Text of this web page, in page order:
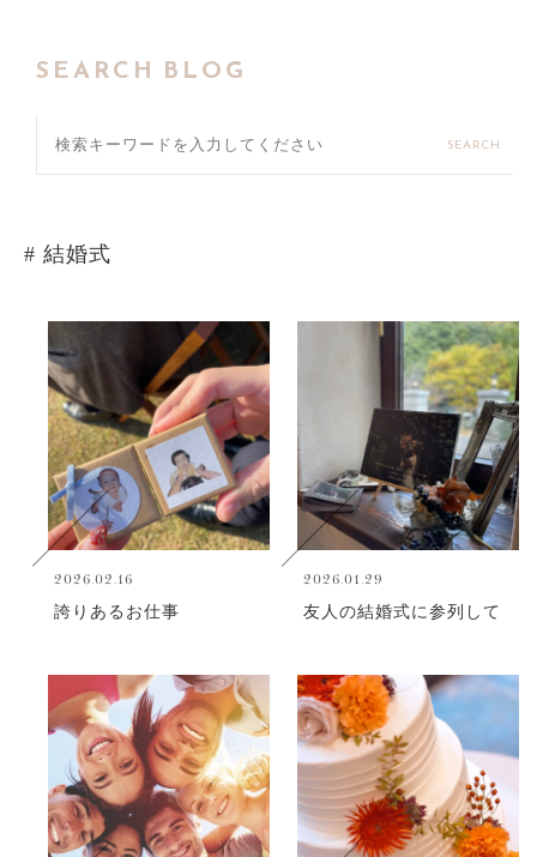
SEARCH BLOG
# 結婚式
2026.02.16
誇りあるお仕事
2026.01.29
友人の結婚式に参列して